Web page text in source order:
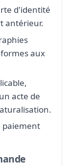
d'identité
antérieur.
aux
acte de
paiement